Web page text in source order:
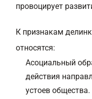
провоцирует
К признакам
относятся:
Асоциальный
действия
устоев общества.